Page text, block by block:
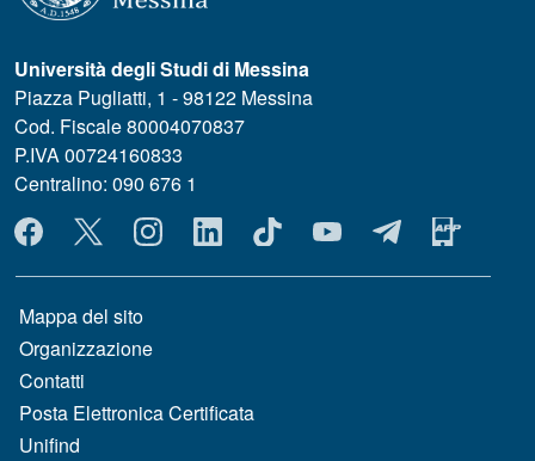
Università degli Studi di Messina
Piazza Pugliatti, 1 - 98122 Messina
Cod. Fiscale 80004070837
P.IVA 00724160833
Centralino: 090 676 1
MENÙ SOCIAL
MENÙ FOOTER 1
Mappa del sito
Organizzazione
Contatti
Posta Elettronica Certificata
Unifind